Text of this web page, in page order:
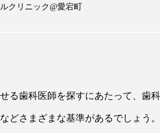
リニック@愛宕町
る歯科医師を探すにあたって、歯
どさまざまな基準があるでしょう